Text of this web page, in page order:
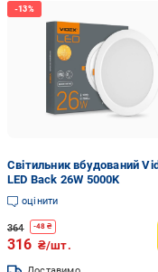
Світильник вбудований
LED Back 26W 5000K
оцінити
364 -48 ₴
316 ₴/шт.